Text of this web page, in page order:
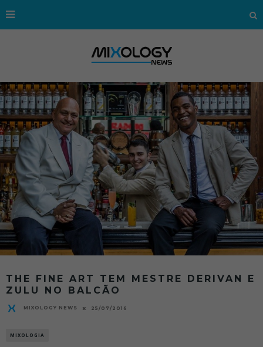
THE FINE ART TEM MESTRE DERIVAN E
ZULU NO BALCÃO
MIXOLOGY NEWS 25/07/2016
MIXOLOGIA